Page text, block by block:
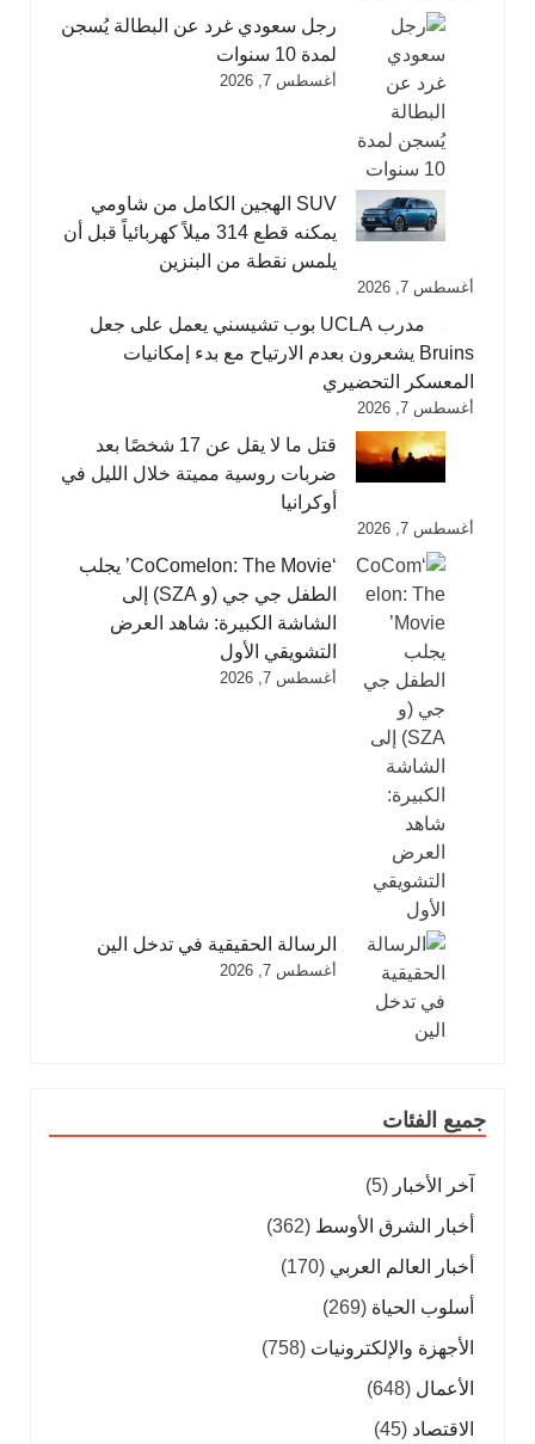
رجل سعودي غرد عن البطالة يُسجن
لمدة 10 سنوات
أغسطس 7, 2026
SUV الهجين الكامل من شاومي
يمكنه قطع 314 ميلاً كهربائياً قبل أن
يلمس نقطة من البنزين
أغسطس 7, 2026
مدرب UCLA بوب تشيسني يعمل على جعل
Bruins يشعرون بعدم الارتياح مع بدء إمكانيات
المعسكر التحضيري
أغسطس 7, 2026
قتل ما لا يقل عن 17 شخصًا بعد
ضربات روسية مميتة خلال الليل في
أوكرانيا
أغسطس 7, 2026
‘CoComelon: The Movie’ يجلب
الطفل جي جي (و SZA) إلى
الشاشة الكبيرة: شاهد العرض
التشويقي الأول
أغسطس 7, 2026
الرسالة الحقيقية في تدخل الين
أغسطس 7, 2026
جميع الفئات
آخر الأخبار (5)
أخبار الشرق الأوسط (362)
أخبار العالم العربي (170)
أسلوب الحياة (269)
الأجهزة والإلكترونيات (758)
الأعمال (648)
الاقتصاد (45)